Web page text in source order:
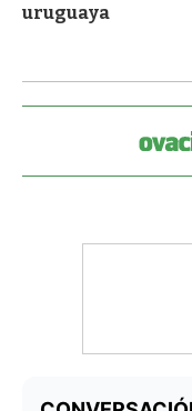
uruguaya